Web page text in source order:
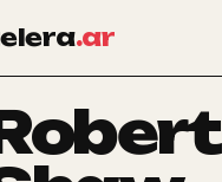
.ar